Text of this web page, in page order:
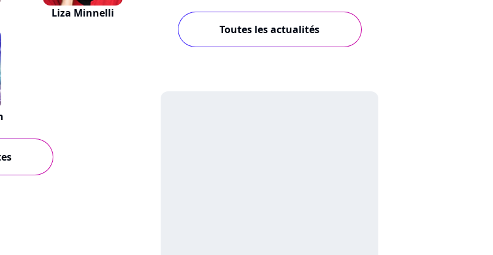
Liza Minnelli
Toutes les actualités